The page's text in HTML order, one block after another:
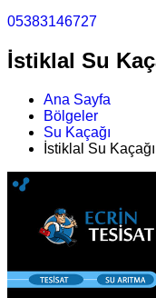
05383146727
İstiklal Su
Ana Sayfa
Bölgeler
Su Kaçağı
İstiklal Su